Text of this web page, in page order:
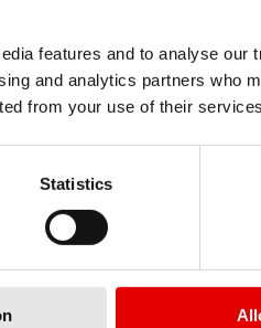
features and to analyse our
and analytics partners who
from your use of their
Statistics
affrontare le sponde